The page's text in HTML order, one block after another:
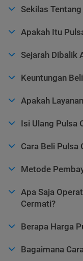
Sekilas
Apakah Itu
Sejarah Dibalik
Keuntungan
Apakah
Isi Ulang Pulsa
Cara Beli Pulsa
Metode
Apa Saja
Cermati?
Berapa Harga
Bagaimana